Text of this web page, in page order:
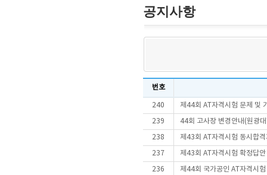
공지사항
번호
240 제44회 AT자격시험 문제 및
239 44회 고사장 변경안내(원광
238 제43회 AT자격시험 동시합
237 제43회 AT자격시험 확정답
236 제44회 국가공인 AT자격시